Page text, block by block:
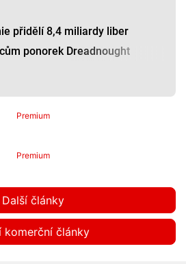
přidělí 8,4 miliardy liber
ponorek Dreadnought
Premium
Premium
Další články
komerční články